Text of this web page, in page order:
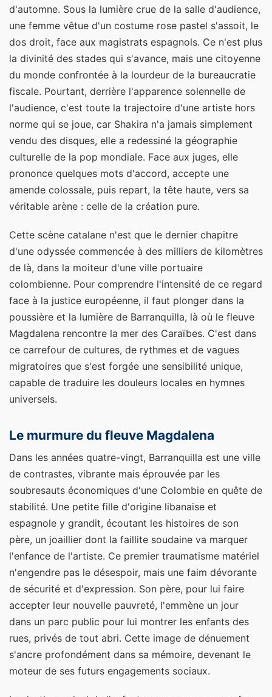
d'automne. Sous la lumière crue de la salle d'audience,
une femme vêtue d'un costume rose pastel s'assoit, le
dos droit, face aux magistrats espagnols. Ce n'est plus
la divinité des stades qui s'avance, mais une citoyenne
du monde confrontée à la lourdeur de la bureaucratie
fiscale. Pourtant, derrière l'apparence solennelle de
l'audience, c'est toute la trajectoire d'une artiste hors
norme qui se joue, car Shakira n'a jamais simplement
vendu des disques, elle a redessiné la géographie
culturelle de la pop mondiale. Face aux juges, elle
prononce quelques mots d'accord, accepte une
amende colossale, puis repart, la tête haute, vers sa
véritable arène : celle de la création pure.
Cette scène catalane n'est que le dernier chapitre
d'une odyssée commencée à des milliers de kilomètres
de là, dans la moiteur d'une ville portuaire
colombienne. Pour comprendre l'intensité de ce regard
face à la justice européenne, il faut plonger dans la
poussière et la lumière de Barranquilla, là où le fleuve
Magdalena rencontre la mer des Caraïbes. C'est dans
ce carrefour de cultures, de rythmes et de vagues
migratoires que s'est forgée une sensibilité unique,
capable de traduire les douleurs locales en hymnes
universels.
Le murmure du fleuve Magdalena
Dans les années quatre-vingt, Barranquilla est une ville
de contrastes, vibrante mais éprouvée par les
soubresauts économiques d'une Colombie en quête de
stabilité. Une petite fille d'origine libanaise et
espagnole y grandit, écoutant les histoires de son
père, un joaillier dont la faillite soudaine va marquer
l'enfance de l'artiste. Ce premier traumatisme matériel
n'engendre pas le désespoir, mais une faim dévorante
de sécurité et d'expression. Son père, pour lui faire
accepter leur nouvelle pauvreté, l'emmène un jour
dans un parc public pour lui montrer les enfants des
rues, privés de tout abri. Cette image de dénuement
s'ancre profondément dans sa mémoire, devenant le
moteur de ses futurs engagements sociaux.